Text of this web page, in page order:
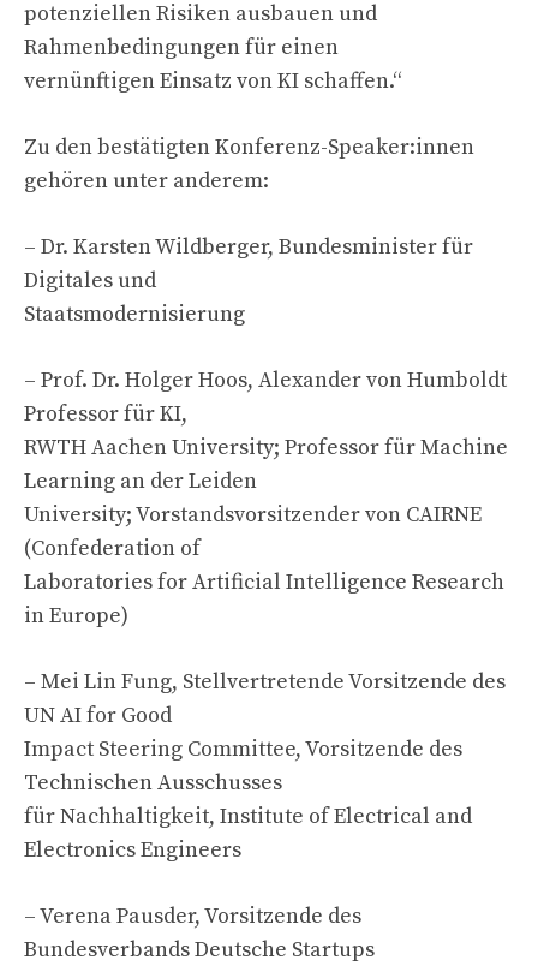
potenziellen Risiken ausbauen und
Rahmenbedingungen für einen
vernünftigen Einsatz von KI schaffen.“
Zu den bestätigten Konferenz-Speaker:innen
gehören unter anderem:
– Dr. Karsten Wildberger, Bundesminister für
Digitales und
Staatsmodernisierung
– Prof. Dr. Holger Hoos, Alexander von Humboldt
Professor für KI,
RWTH Aachen University; Professor für Machine
Learning an der Leiden
University; Vorstandsvorsitzender von CAIRNE
(Confederation of
Laboratories for Artificial Intelligence Research
in Europe)
– Mei Lin Fung, Stellvertretende Vorsitzende des
UN AI for Good
Impact Steering Committee, Vorsitzende des
Technischen Ausschusses
für Nachhaltigkeit, Institute of Electrical and
Electronics Engineers
– Verena Pausder, Vorsitzende des
Bundesverbands Deutsche Startups